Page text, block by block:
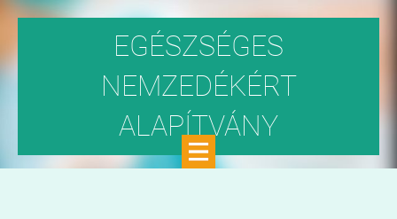
EGÉSZSÉGES
NEMZEDÉKÉRT
ALAPÍTVÁNY